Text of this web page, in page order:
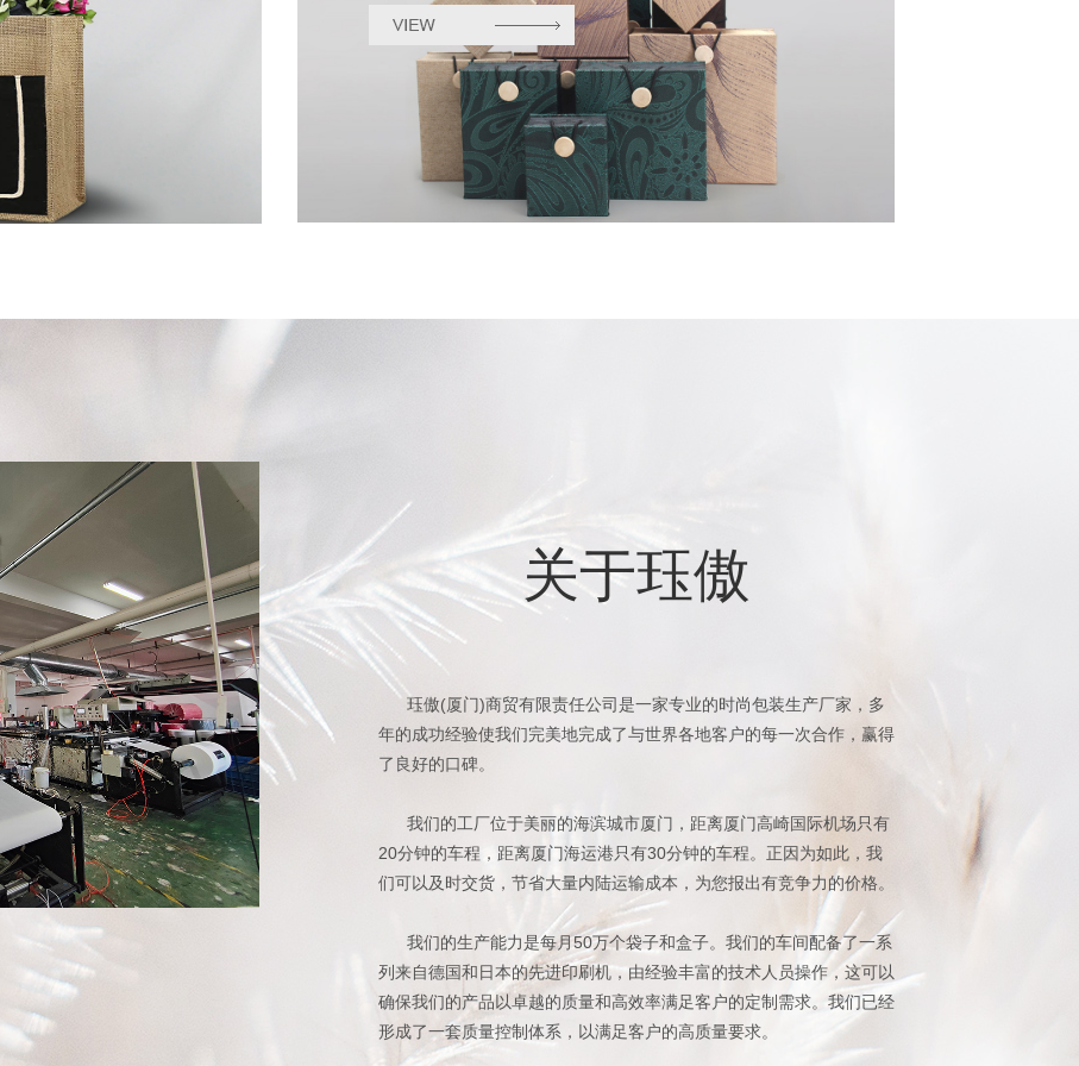
关于珏傲
珏傲(厦门)商贸有限责任公司是一家专业的时尚包装生产厂家，多
年的成功经验使我们完美地完成了与世界各地客户的每一次合作，赢得
了良好的口碑。
我们的工厂位于美丽的海滨城市厦门，距离厦门高崎国际机场只有
20分钟的车程，距离厦门海运港只有30分钟的车程。正因为如此，我
们可以及时交货，节省大量内陆运输成本，为您报出有竞争力的价格。
我们的生产能力是每月50万个袋子和盒子。我们的车间配备了一系
列来自德国和日本的先进印刷机，由经验丰富的技术人员操作，这可以
确保我们的产品以卓越的质量和高效率满足客户的定制需求。我们已经
形成了一套质量控制体系，以满足客户的高质量要求。